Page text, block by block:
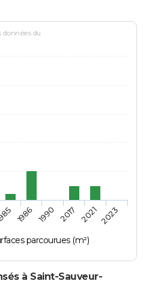
données du
parcourues (m²)
1986 1990 2017 20212023
à Saint-Sauveur-